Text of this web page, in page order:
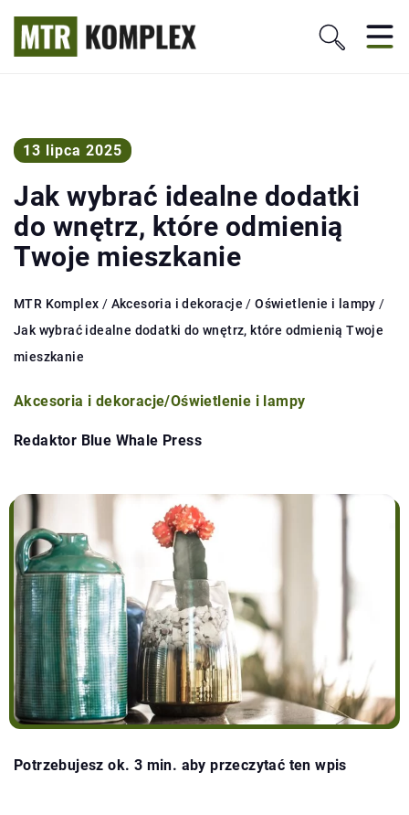
13 lipca 2025
Jak wybrać idealne dodatki
do wnętrz, które odmienią
Twoje mieszkanie
MTR Komplex / Akcesoria i dekoracje /Oświetlenie i lampy /
Jak wybrać idealne dodatki do wnętrz, które odmienią Twoje
mieszkanie
Akcesoria i dekoracje/Oświetlenie i lampy
Redaktor Blue Whale Press
Potrzebujesz ok. 3 min. aby przeczytać ten wpis